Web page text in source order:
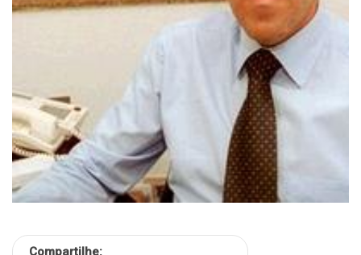
Compartilhe: